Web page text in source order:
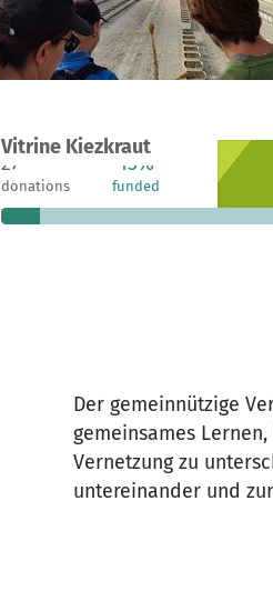
Vitrine Kiezkraut
A project in Berlin, Germany
27
donations
13%
funded
Der gemeinnützige
gemeinsames
Vernetzung zu
untereinander und